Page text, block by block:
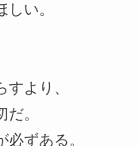
い。
より、
。
ずある。